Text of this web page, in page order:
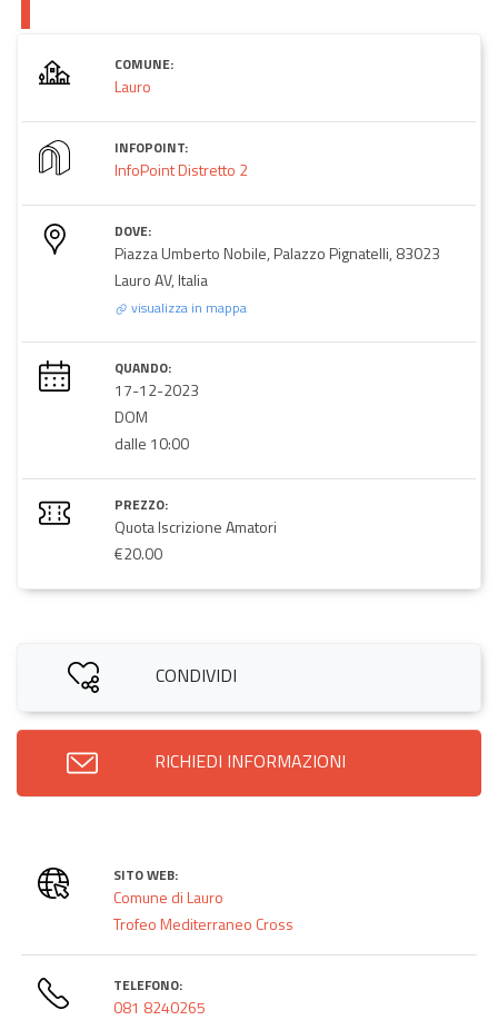
COMUNE:
Lauro
INFOPOINT:
InfoPoint Distretto 2
DOVE:
Piazza Umberto Nobile, Palazzo Pignatelli, 83023
Lauro AV, Italia
visualizza in mappa
QUANDO:
17-12-2023
DOM
dalle 10:00
PREZZO:
Quota Iscrizione Amatori
€20.00
CONDIVIDI
RICHIEDI INFORMAZIONI
SITO WEB:
Comune di Lauro
Trofeo Mediterraneo Cross
TELEFONO:
081 8240265